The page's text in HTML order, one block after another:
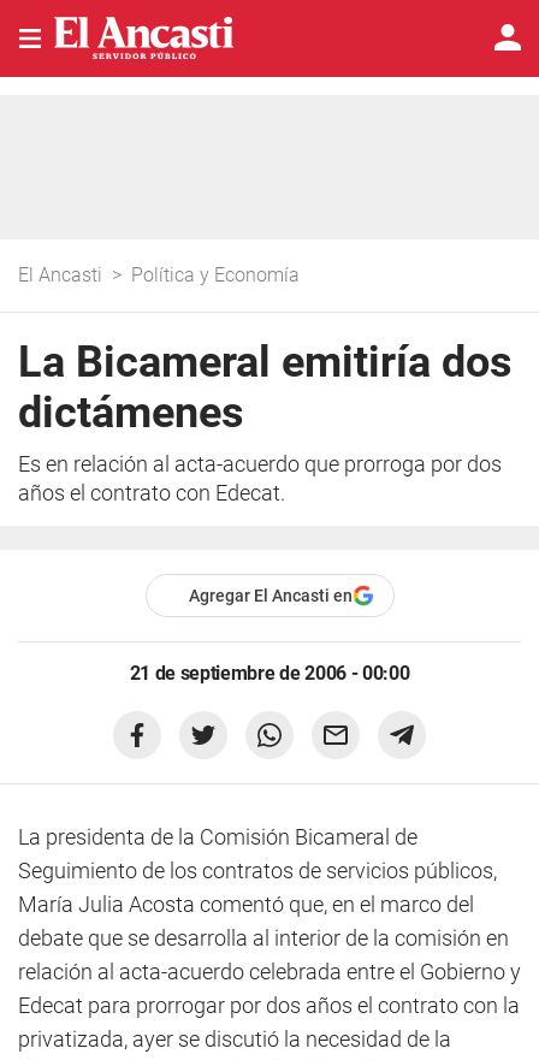
El Ancasti > Política y Economía
La Bicameral emitiría dos
dictámenes
Es en relación al acta-acuerdo que prorroga por dos
años el contrato con Edecat.
Agregar El Ancasti en
21 de septiembre de 2006 - 00:00
La presidenta de la Comisión Bicameral de
Seguimiento de los contratos de servicios públicos,
María Julia Acosta comentó que, en el marco del
debate que se desarrolla al interior de la comisión en
relación al acta-acuerdo celebrada entre el Gobierno y
Edecat para prorrogar por dos años el contrato con la
privatizada, ayer se discutió la necesidad de la